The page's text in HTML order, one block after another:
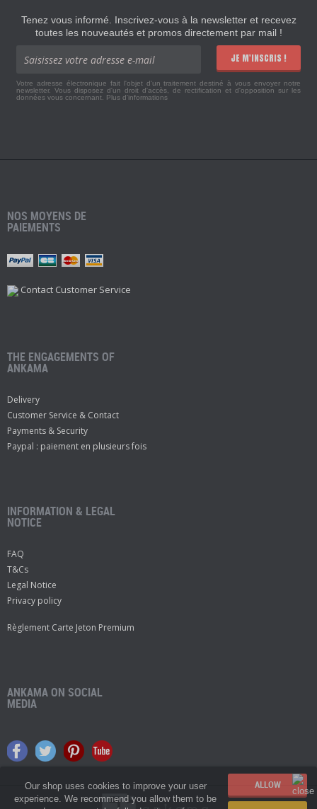
Our shop uses cookies to improve your user
experience. We recommend you allow them to be
Tenez vous informé. Inscrivez-vous à la newsletter et recevez
toutes les nouveautés et promos directement par mail !
JE M'INSCRIS !
Votre adresse électronique fait l'objet d'un traitement destiné à vous envoyer notre
newsletter. Vous disposez d'un droit d'accès, de rectification et d'opposition sur les
données vous concernant. Plus d'informations
NOS MOYENS DE
PAIEMENTS
Contact Customer Service
THE ENGAGEMENTS OF
ANKAMA
Delivery
Customer Service & Contact
Payments & Security
Paypal : paiement en plusieurs fois
INFORMATION & LEGAL
NOTICE
FAQ
T&Cs
Legal Notice
Privacy policy
Règlement Carte Jeton Premium
ANKAMA ON SOCIAL
MEDIA